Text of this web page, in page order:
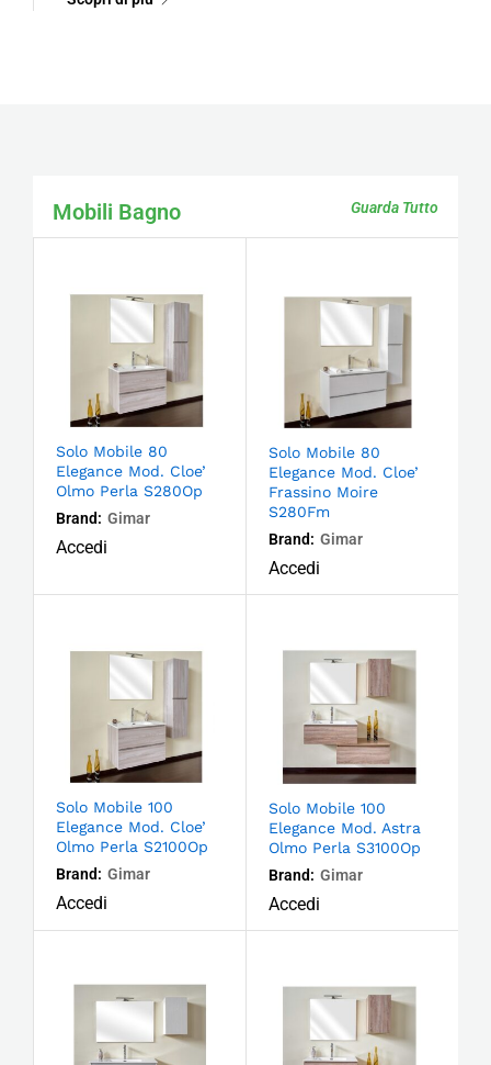
Mobili Bagno Guarda Tutto
Solo Mobile 80
Elegance Mod. Cloe’
Olmo Perla S280Op
Brand: Gimar
Accedi
Solo Mobile 80
Elegance Mod. Cloe’
Frassino Moire
S280Fm
Brand: Gimar
Accedi
Solo Mobile 100
Elegance Mod. Cloe’
Olmo Perla S2100Op
Brand: Gimar
Accedi
Solo Mobile 100
Elegance Mod. Astra
Olmo Perla S3100Op
Brand: Gimar
Accedi